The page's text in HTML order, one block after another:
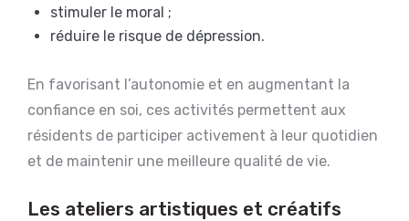
stimuler le moral ;
réduire le risque de dépression.
En favorisant l’autonomie et en augmentant la
confiance en soi, ces activités permettent aux
résidents de participer activement à leur quotidien
et de maintenir une meilleure qualité de vie.
Les ateliers artistiques et créatifs